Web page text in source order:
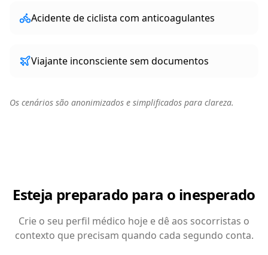
Acidente de ciclista com anticoagulantes
Viajante inconsciente sem documentos
Os cenários são anonimizados e simplificados para clareza.
Esteja preparado para o inesperado
Crie o seu perfil médico hoje e dê aos socorristas o
contexto que precisam quando cada segundo conta.